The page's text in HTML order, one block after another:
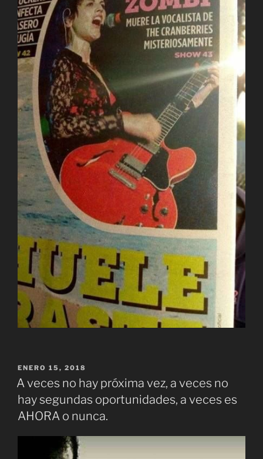
PUBLICADO
EL
ENERO 15, 2018
A veces no hay próxima vez, a veces no
hay segundas oportunidades, a veces es
AHORA o nunca.